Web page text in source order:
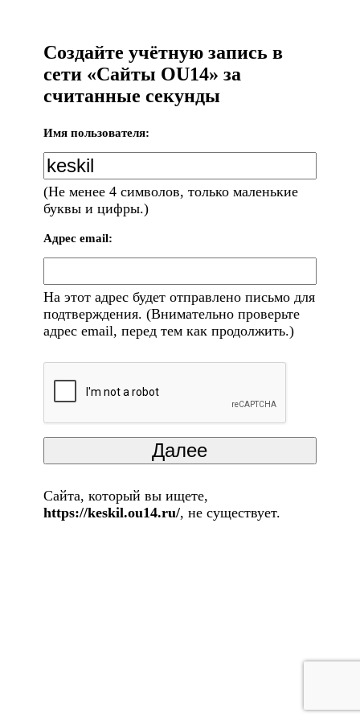
Создайте учётную запись в
сети «Сайты OU14» за
считанные секунды
Имя пользователя:
(Не менее 4 символов, только маленькие
буквы и цифры.)
Адрес email:
На этот адрес будет отправлено письмо для
подтверждения. (Внимательно проверьте
адрес email, перед тем как продолжить.)
Сайта, который вы ищете,
https://keskil.ou14.ru/, не существует.